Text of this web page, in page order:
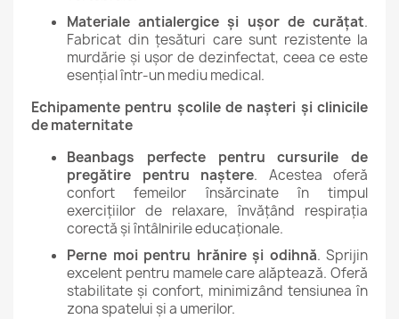
Materiale antialergice și ușor de curățat.
Fabricat din țesături care sunt rezistente la
murdărie și ușor de dezinfectat, ceea ce este
esențial într-un mediu medical.
Echipamente pentru școlile de nașteri și clinicile
de maternitate
Beanbags perfecte pentru cursurile de
pregătire pentru naștere. Acestea oferă
confort femeilor însărcinate în timpul
exercițiilor de relaxare, învățând respirația
corectă și întâlnirile educaționale.
Perne moi pentru hrănire și odihnă. Sprijin
excelent pentru mamele care alăptează. Oferă
stabilitate și confort, minimizând tensiunea în
zona spatelui și a umerilor.